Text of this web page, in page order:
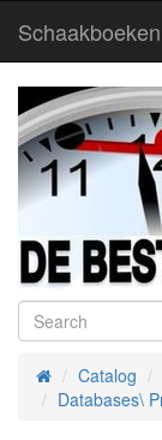
HomeCatalog
Databases\